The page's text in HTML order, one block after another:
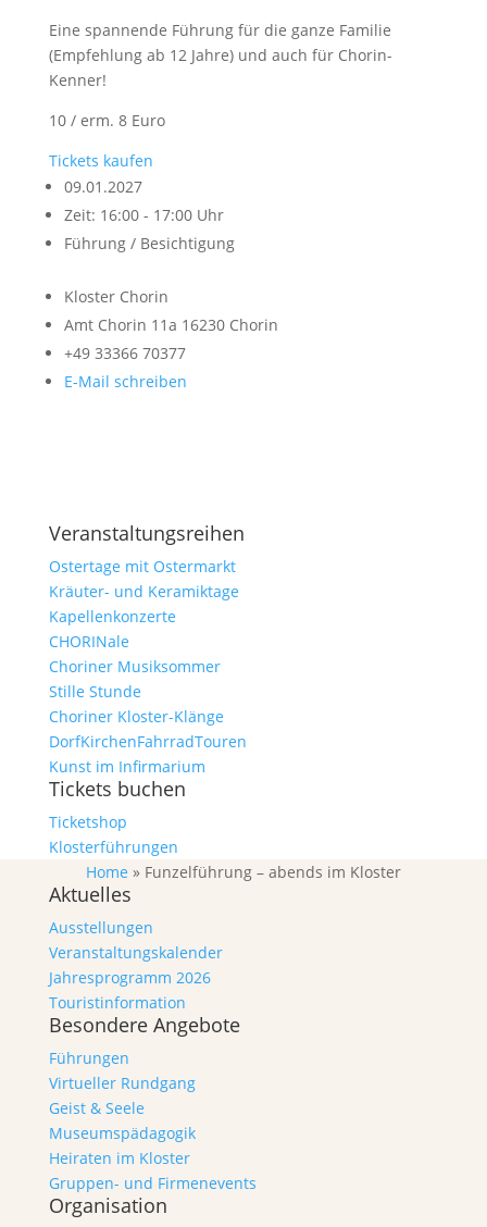
Eine spannende Führung für die ganze Familie
(Empfehlung ab 12 Jahre) und auch für Chorin-
Kenner!
10 / erm. 8 Euro
Tickets kaufen
09.01.2027
Zeit: 16:00 - 17:00 Uhr
Führung / Besichtigung
Kloster Chorin
Amt Chorin 11a 16230 Chorin
+49 33366 70377
E-Mail schreiben
Veranstaltungsreihen
Ostertage mit Ostermarkt
Kräuter- und Keramiktage
Kapellenkonzerte
CHORINale
Choriner Musiksommer
Stille Stunde
Choriner Kloster-Klänge
DorfKirchenFahrradTouren
Kunst im Infirmarium
Tickets buchen
Ticketshop
Klosterführungen
Home » Funzelführung – abends im Kloster
Aktuelles
Ausstellungen
Veranstaltungskalender
Jahresprogramm 2026
Touristinformation
Besondere Angebote
Führungen
Virtueller Rundgang
Geist & Seele
Museumspädagogik
Heiraten im Kloster
Gruppen- und Firmenevents
Organisation